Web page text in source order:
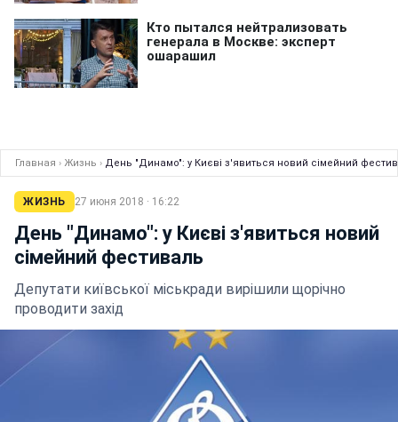
Главная › Жизнь › День "Динамо": у Києві з'явиться новий сімейний
ЖИЗНЬ 27 июня 2018 · 16:22
День "Динамо": у Києві з'явиться новий
сімейний фестиваль
Депутати київської міськради вирішили щорічно
проводити захід